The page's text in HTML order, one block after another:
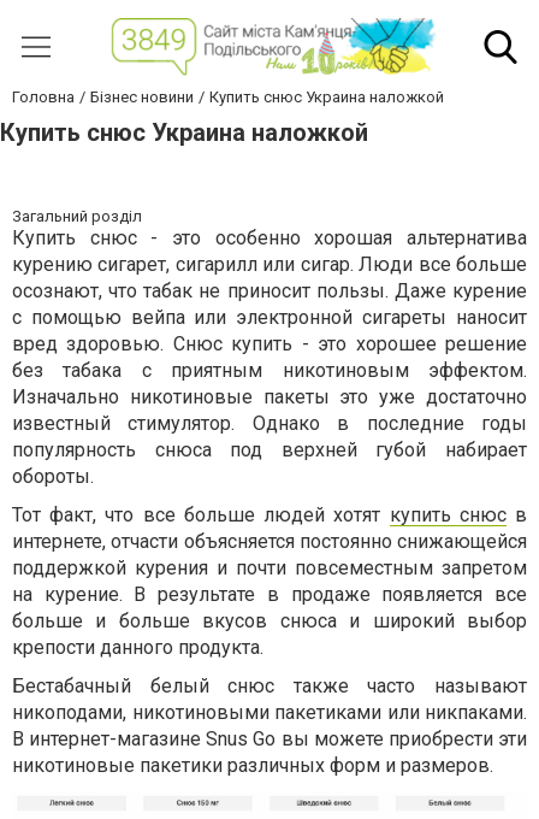
Головна Бізнес новини Купить снюс Украина наложкой
Купить снюс Украина наложкой
Загальний розділ
Купить снюс - это особенно хорошая альтернатива
курению сигарет, сигарилл или сигар. Люди все больше
осознают, что табак не приносит пользы. Даже курение
с помощью вейпа или электронной сигареты наносит
вред здоровью. Снюс купить - это хорошее решение
без табака с приятным никотиновым эффектом.
Изначально никотиновые пакеты это уже достаточно
известный стимулятор. Однако в последние годы
популярность снюса под верхней губой набирает
обороты.
Тот факт, что все больше людей хотят купить снюсв
интернете, отчасти объясняется постоянно снижающейся
поддержкой курения и почти повсеместным запретом
на курение. В результате в продаже появляется все
больше и больше вкусов снюса и широкий выбор
крепости данного продукта.
Бестабачный белый снюс также часто называют
никоподами, никотиновыми пакетиками или никпаками.
В интернет-магазине Snus Go вы можете приобрести эти
никотиновые пакетики различных форм и размеров.